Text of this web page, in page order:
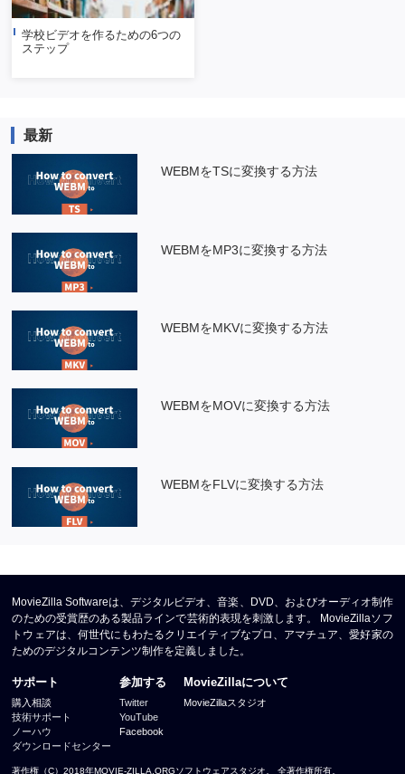
学校ビデオを作るための6つの
ステップ
最新
WEBMをTSに変換する方法
WEBMをMP3に変換する方法
WEBMをMKVに変換する方法
WEBMをMOVに変換する方法
WEBMをFLVに変換する方法
MovieZilla Softwareは、デジタルビデオ、音楽、DVD、およびオーディオ制作
のための受賞歴のある製品ラインで芸術的表現を刺激します。 MovieZillaソフ
トウェアは、何世代にもわたるクリエイティブなプロ、アマチュア、愛好家の
ためのデジタルコンテンツ制作を定義しました。
サポート
購入相談
技術サポート
ノーハウ
ダウンロードセンター
参加する
Twitter
YouTube
Facebook
MovieZillaについて
MovieZillaスタジオ
著作権（C）2018年MOVIE-ZILLA.ORGソフトウェアスタジオ。 全著作権所有。